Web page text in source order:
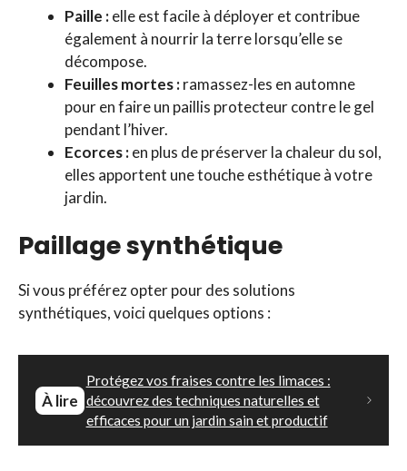
Paille :elle est facile à déployer et contribue
également à nourrir la terre lorsqu’elle se
décompose.
Feuilles mortes :ramassez-les en automne
pour en faire un paillis protecteur contre le gel
pendant l’hiver.
Ecorces :en plus de préserver la chaleur du sol,
elles apportent une touche esthétique à votre
jardin.
Paillage synthétique
Si vous préférez opter pour des solutions
synthétiques, voici quelques options :
À lire
Protégez vos fraises contre les limaces :
découvrez des techniques naturelles et
efficaces pour un jardin sain et productif